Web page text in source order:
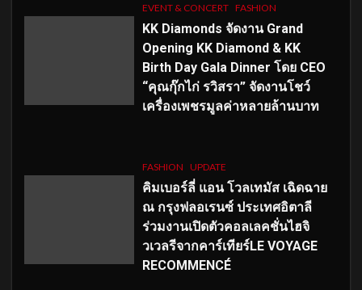
EVENT & CONCERT FASHION
KK Diamonds จัดงาน Grand
Opening KK Diamond & KK
Birth Day Gala Dinner โดย CEO
“คุณกุ๊กไก่ รวิสรา” จัดงานโชว์
เครื่องเพชรมูลค่าหลายล้านบาท
FASHION UPDATE
คิมเบอร์ลี่ แอน โวลเทมัส เฉิดฉาย
ณ กรุงฟลอเรนซ์ ประเทศอิตาลี
ร่วมงานเปิดตัวคอลเลคชั่นไฮจิ
วเวลรีจากคาร์เทียร์LE VOYAGE
RECOMMENCÉ